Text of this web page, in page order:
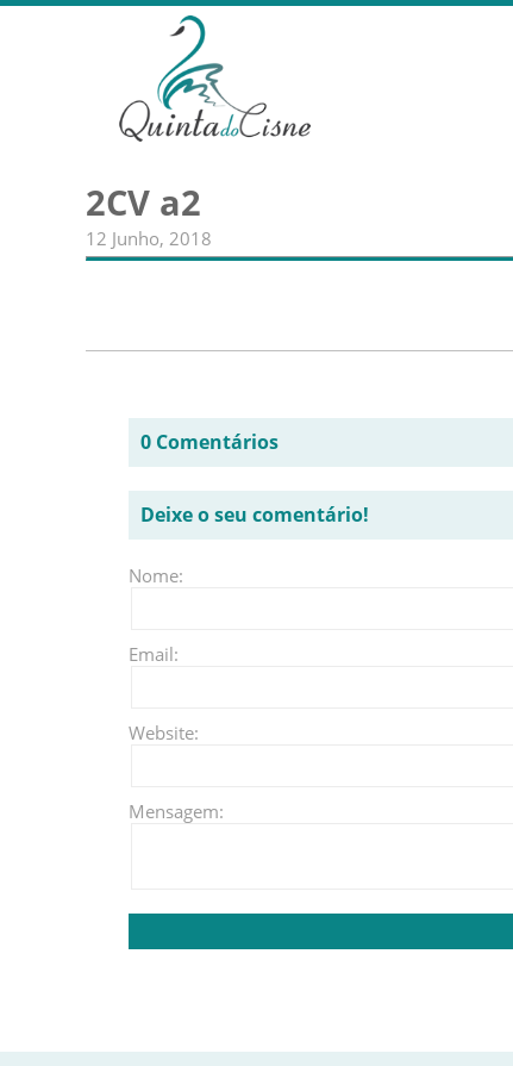
2CV a2
12 Junho, 2018
0 Comentários
Deixe o seu comentário!
Nome:
Email:
Website:
Mensagem: